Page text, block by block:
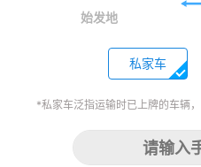
始发地
私家车
*私家车泛指运输时已上牌的车辆